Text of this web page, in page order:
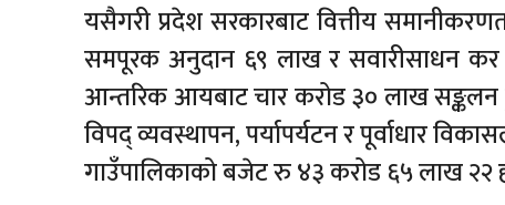
यसैगरी प्रदेश सरकारबाट वित्तीय
समपूरक अनुदान ६९ लाख र सवारीसाधन कर
आन्तरिक आयबाट चार करोड ३० लाख सङ्कलन
विपद् व्यवस्थापन, पर्यापर्यटन र पूर्वाधार
गाउँपालिकाको बजेट रु ४३ करोड ६५ लाख २२